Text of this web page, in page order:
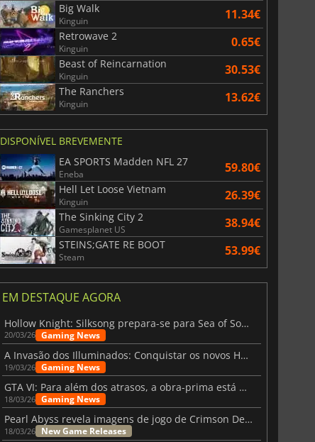
Big Walk
Kinguin 11.34€
Retrowave 2
Kinguin 0.65€
Beast of Reincarnation
Kinguin 30.53€
The Ranchers
Kinguin 13.62€
DISPONÍVEL BREVEMENTE
EA SPORTS Madden NFL 27
Eneba 59.80€
Hell Let Loose Vietnam
Kinguin 26.39€
The Sinking City 2
Gamesplanet US 38.94€
STEINS;GATE RE BOOT
Steam 53.99€
EM DESTAQUE AGORA
Hollow Knight: Silksong prepara-se para Sea of Sorrow com um patch
20/03/26 Gaming News
A Invasão dos Illuminados: Conquistar os novos Helldivers 2 Atualização!
19/03/26 Gaming News
GTA VI: Para além dos atrasos, a obra-prima está quase a chegar
18/03/26 Gaming News
Pearl Abyss revela imagens de jogo de Crimson Desert para a PS5
18/03/26 New Game Releases